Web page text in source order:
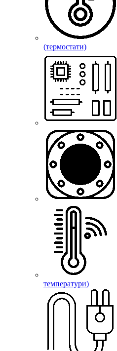
(термостати)
температури)